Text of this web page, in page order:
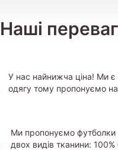
Наші
У нас найнижча ціна! Ми
одягу тому пропонуємо
Ми пропонуємо футболки
двох видів тканини: